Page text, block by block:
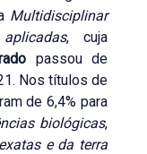
Multidisciplinar
, cuja
passou de
Nos títulos de
de 6,4% para
biológicas,
e da terra